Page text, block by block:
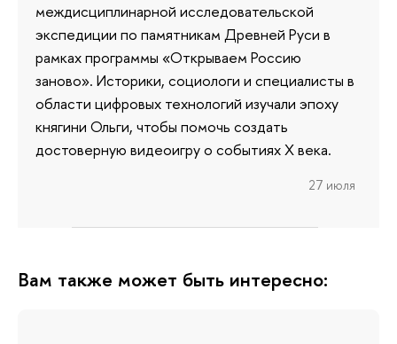
междисциплинарной исследовательской
экспедиции по памятникам Древней Руси в
рамках программы «Открываем Россию
заново». Историки, социологи и специалисты в
области цифровых технологий изучали эпоху
княгини Ольги, чтобы помочь создать
достоверную видеоигру о событиях X века.
27 июля
Вам также может быть интересно: